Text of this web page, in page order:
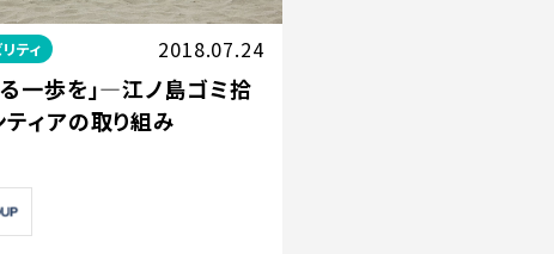
ティ 2018.07.24
る一歩を」―江ノ島ゴミ拾
ィアの取り組み